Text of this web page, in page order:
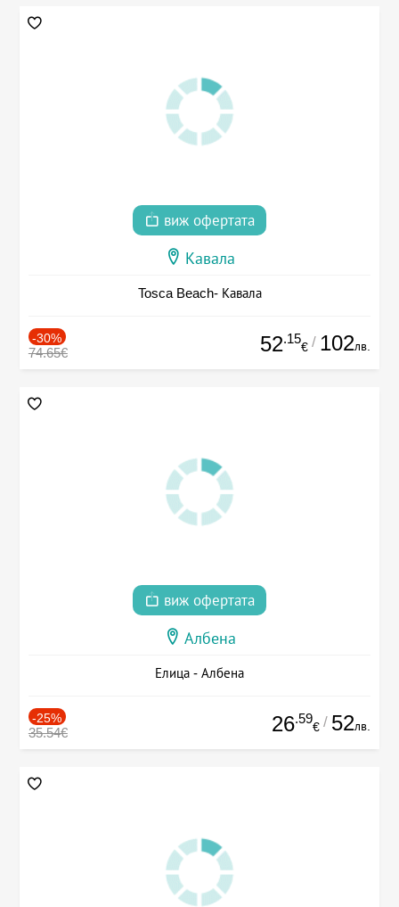
виж офертата
Кавала
Tosca Beach- Кавала
-30%
74.65€ 52.15
€ / 102лв.
виж офертата
Албена
Елица - Албена
-25%
35.54€ 26.59
€ / 52лв.